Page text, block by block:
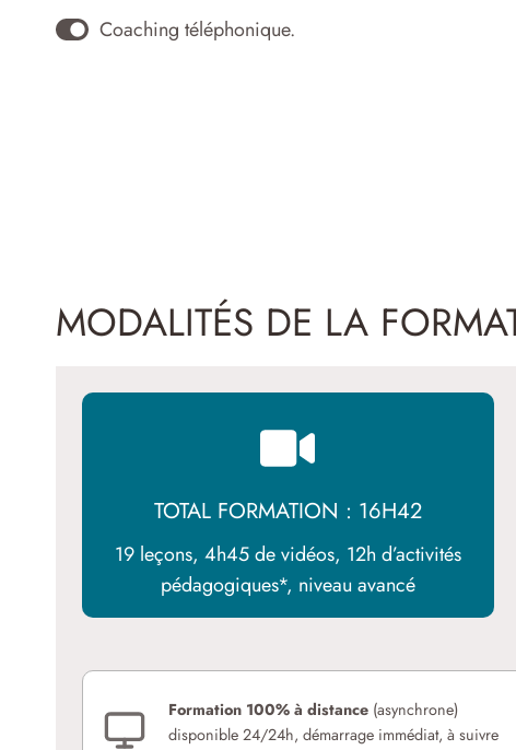
Coaching téléphonique.
MODALITÉS DE LA
TOTAL FORMATION : 16H42
19 leçons, 4h45 de vidéos, 12h d’activités
pédagogiques*, niveau avancé
Formation 100% à distance (asynchrone)
disponible 24/24h, démarrage immédiat, à suivre